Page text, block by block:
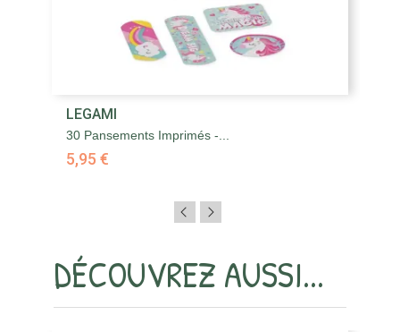
LEGAMI
30 Pansements Imprimés -...
5,95 €
DÉCOUVREZ AUSSI...